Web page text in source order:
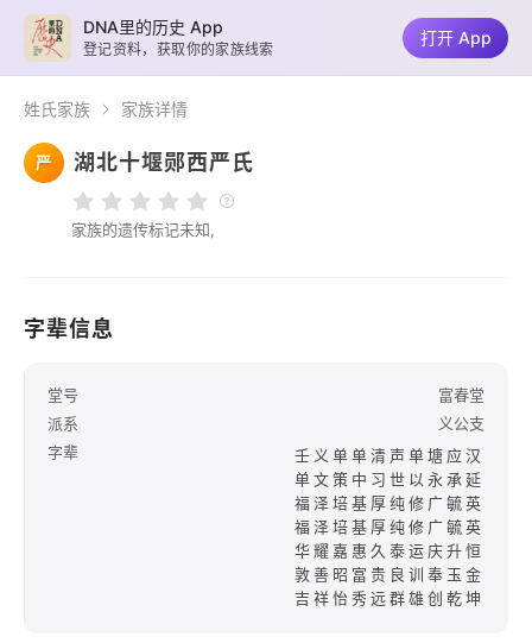
姓氏家族 家族详情
严 湖北十堰郧西严氏
家族的遗传标记未知,
字辈信息
堂号
富春堂
派系
义公支
字辈
壬义单单清声单塘应汉
单文策中习世以永承延
福泽培基厚纯修广毓英
福泽培基厚纯修广毓英
华耀嘉惠久泰运庆升恒
敦善昭富贵良训奉玉金
吉祥怡秀远群雄创乾坤
DNA里的历史 App
登记资料，获取你的家族线索
打开 App